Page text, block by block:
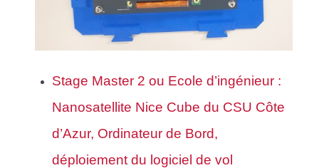
Stage Master 2 ou Ecole d’ingénieur :
Nanosatellite Nice Cube du CSU Côte
d’Azur, Ordinateur de Bord,
déploiement du logiciel de vol